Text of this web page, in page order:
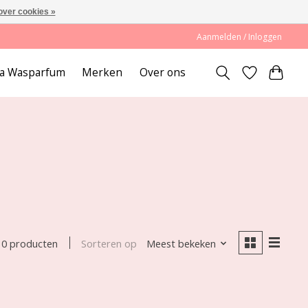
Aanmelden / Inloggen
Wasparfum Merken Over ons
0 producten Sorteren op Meest bekeken
cookies »